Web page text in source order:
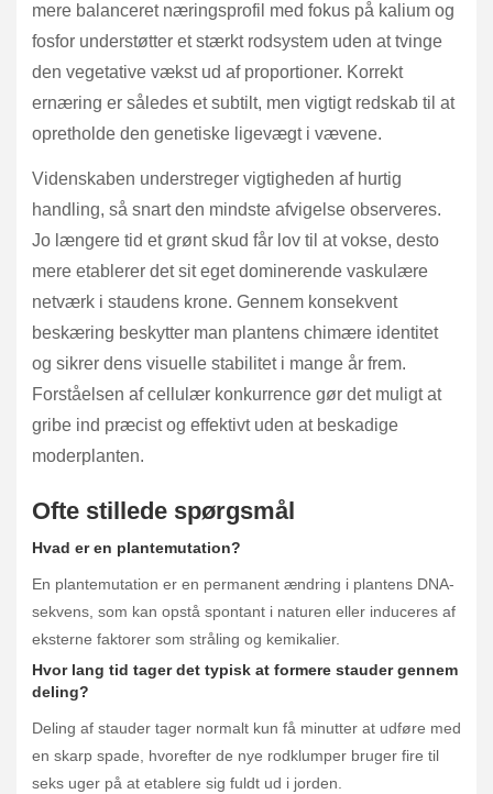
mere balanceret næringsprofil med fokus på kalium og
fosfor understøtter et stærkt rodsystem uden at tvinge
den vegetative vækst ud af proportioner. Korrekt
ernæring er således et subtilt, men vigtigt redskab til at
opretholde den genetiske ligevægt i vævene.
Videnskaben understreger vigtigheden af hurtig
handling, så snart den mindste afvigelse observeres.
Jo længere tid et grønt skud får lov til at vokse, desto
mere etablerer det sit eget dominerende vaskulære
netværk i staudens krone. Gennem konsekvent
beskæring beskytter man plantens chimære identitet
og sikrer dens visuelle stabilitet i mange år frem.
Forståelsen af cellulær konkurrence gør det muligt at
gribe ind præcist og effektivt uden at beskadige
moderplanten.
Ofte stillede spørgsmål
Hvad er en plantemutation?
En plantemutation er en permanent ændring i plantens DNA-
sekvens, som kan opstå spontant i naturen eller induceres af
eksterne faktorer som stråling og kemikalier.
Hvor lang tid tager det typisk at formere stauder gennem
deling?
Deling af stauder tager normalt kun få minutter at udføre med
en skarp spade, hvorefter de nye rodklumper bruger fire til
seks uger på at etablere sig fuldt ud i jorden.